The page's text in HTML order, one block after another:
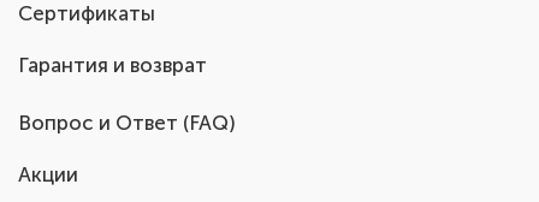
Сертификаты
Гарантия и возврат
Вопрос и Ответ (FAQ)
Акции